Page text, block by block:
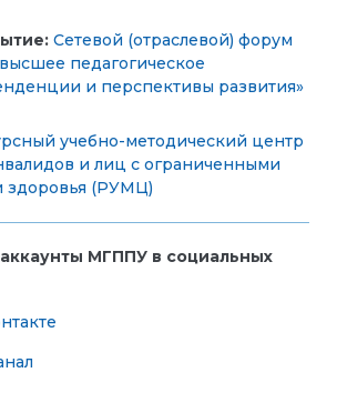
Сетевой (отраслевой) форум
педагогическое
и перспективы развития»
учебно-методический центр
и лиц с ограниченными
здоровья (РУМЦ)
МГППУ в социальных